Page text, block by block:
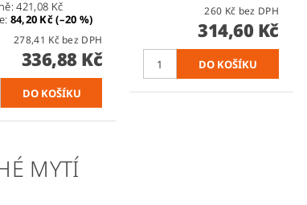
421,08 Kč
: 84,20 Kč (–20 %)
278,41 Kč bez DPH
336,88 Kč
260 Kč bez DPH
314,60 Kč
MYTÍ